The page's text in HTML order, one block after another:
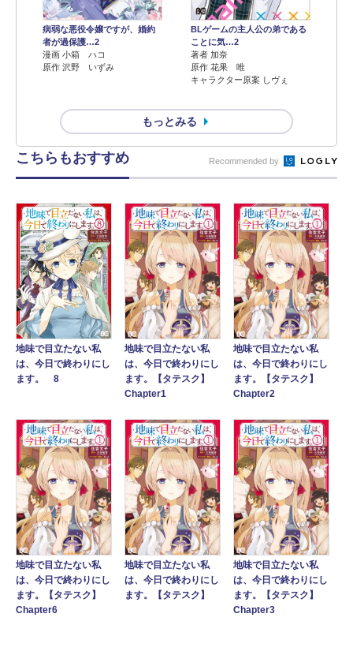
病弱な悪役令嬢ですが、婚約
者が過保護…2
漫画 小箱 ハコ
原作 沢野 いずみ
BLゲームの主人公の弟である
ことに気…2
著者 加奈
原作 花果 唯
キャラクター原案 しヴぇ
もっとみる
こちらもおすすめ Recommended by
地味で目立たない私
は、今日で終わりにし
ます。 8
地味で目立たない私
は、今日で終わりにし
ます。【タテスク】
Chapter1
地味で目立たない私
は、今日で終わりにし
ます。【タテスク】
Chapter2
地味で目立たない私
は、今日で終わりにし
ます。【タテスク】
Chapter6
地味で目立たない私
は、今日で終わりにし
ます。【タテスク】
地味で目立たない私
は、今日で終わりにし
ます。【タテスク】
Chapter3